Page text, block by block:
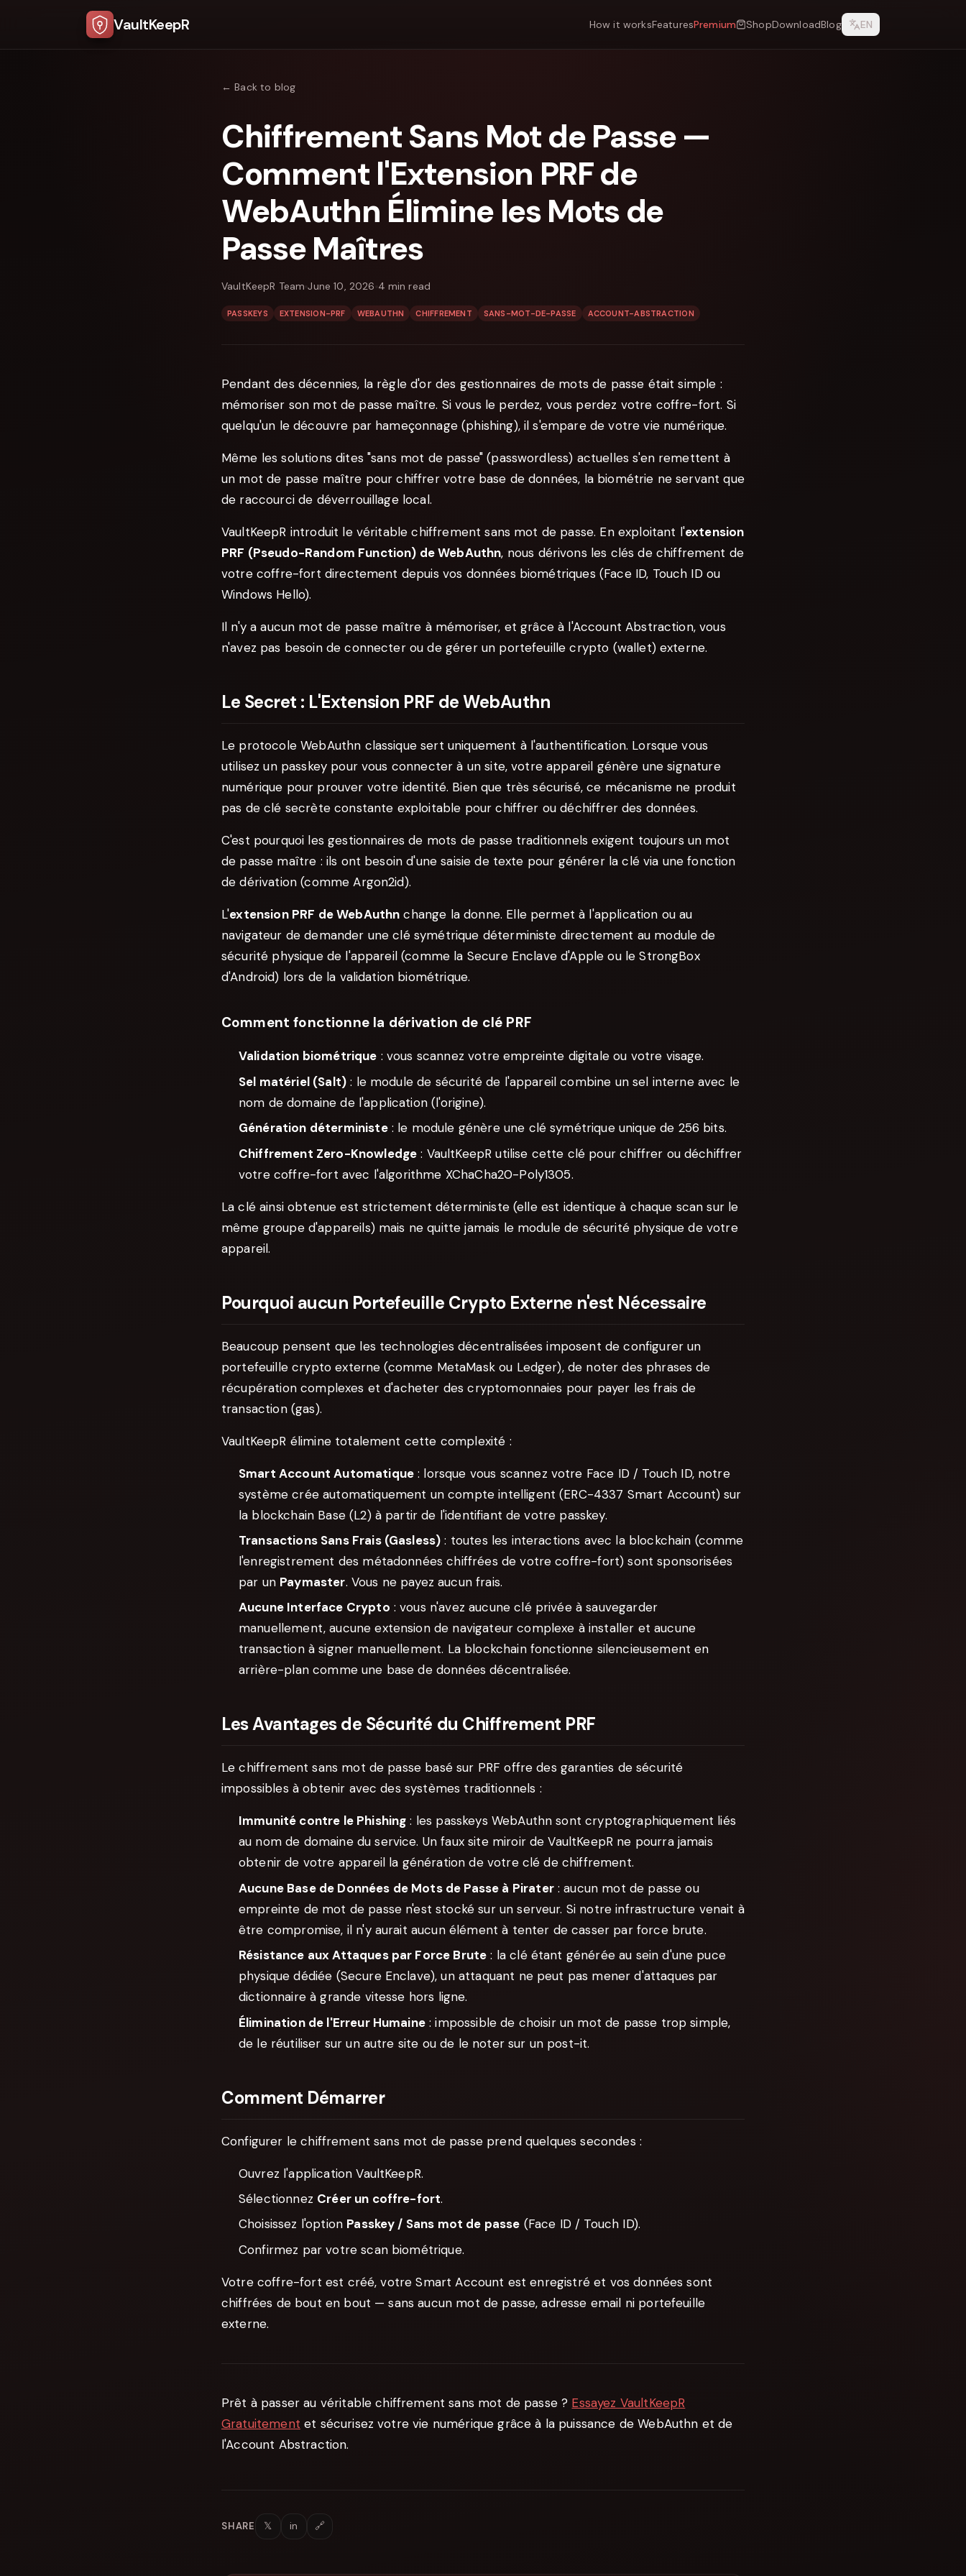
VaultKeepR How it worksFeaturesPremium ShopDownloadBlog EN
← Back to blog
Chiffrement Sans Mot de Passe —
Comment l'Extension PRF de
WebAuthn Élimine les Mots de
Passe Maîtres
VaultKeepR Team June 10, 2026 4 min read
PASSKEYS EXTENSION-PRF WEBAUTHN CHIFFREMENT SANS-MOT-DE-PASSE ACCOUNT-ABSTRACTION
Pendant des décennies, la règle d'or des gestionnaires de mots de passe était simple :
mémoriser son mot de passe maître. Si vous le perdez, vous perdez votre coffre-fort. Si
quelqu'un le découvre par hameçonnage (phishing), il s'empare de votre vie numérique.
Même les solutions dites "sans mot de passe" (passwordless) actuelles s'en remettent à
un mot de passe maître pour chiffrer votre base de données, la biométrie ne servant que
de raccourci de déverrouillage local.
VaultKeepR introduit le véritable chiffrement sans mot de passe. En exploitant l'extension
PRF (Pseudo-Random Function) de WebAuthn, nous dérivons les clés de chiffrement de
votre coffre-fort directement depuis vos données biométriques (Face ID, Touch ID ou
Windows Hello).
Il n'y a aucun mot de passe maître à mémoriser, et grâce à l'Account Abstraction, vous
n'avez pas besoin de connecter ou de gérer un portefeuille crypto (wallet) externe.
Le Secret : L'Extension PRF de WebAuthn
Le protocole WebAuthn classique sert uniquement à l'authentification. Lorsque vous
utilisez un passkey pour vous connecter à un site, votre appareil génère une signature
numérique pour prouver votre identité. Bien que très sécurisé, ce mécanisme ne produit
pas de clé secrète constante exploitable pour chiffrer ou déchiffrer des données.
C'est pourquoi les gestionnaires de mots de passe traditionnels exigent toujours un mot
de passe maître : ils ont besoin d'une saisie de texte pour générer la clé via une fonction
de dérivation (comme Argon2id).
L'extension PRF de WebAuthn change la donne. Elle permet à l'application ou au
navigateur de demander une clé symétrique déterministe directement au module de
sécurité physique de l'appareil (comme la Secure Enclave d'Apple ou le StrongBox
d'Android) lors de la validation biométrique.
Comment fonctionne la dérivation de clé PRF
Validation biométrique : vous scannez votre empreinte digitale ou votre visage.
Sel matériel (Salt) : le module de sécurité de l'appareil combine un sel interne avec le
nom de domaine de l'application (l'origine).
Génération déterministe: le module génère une clé symétrique unique de 256 bits.
Chiffrement Zero-Knowledge : VaultKeepR utilise cette clé pour chiffrer ou déchiffrer
votre coffre-fort avec l'algorithme XChaCha20-Poly1305.
La clé ainsi obtenue est strictement déterministe (elle est identique à chaque scan sur le
même groupe d'appareils) mais ne quitte jamais le module de sécurité physique de votre
appareil.
Pourquoi aucun Portefeuille Crypto Externe n'est Nécessaire
Beaucoup pensent que les technologies décentralisées imposent de configurer un
portefeuille crypto externe (comme MetaMask ou Ledger), de noter des phrases de
récupération complexes et d'acheter des cryptomonnaies pour payer les frais de
transaction (gas).
VaultKeepR élimine totalement cette complexité :
Smart Account Automatique : lorsque vous scannez votre Face ID / Touch ID, notre
système crée automatiquement un compte intelligent (ERC-4337 Smart Account) sur
la blockchain Base (L2) à partir de l'identifiant de votre passkey.
Transactions Sans Frais (Gasless) : toutes les interactions avec la blockchain (comme
l'enregistrement des métadonnées chiffrées de votre coffre-fort) sont sponsorisées
par un Paymaster. Vous ne payez aucun frais.
Aucune Interface Crypto : vous n'avez aucune clé privée à sauvegarder
manuellement, aucune extension de navigateur complexe à installer et aucune
transaction à signer manuellement. La blockchain fonctionne silencieusement en
arrière-plan comme une base de données décentralisée.
Les Avantages de Sécurité du Chiffrement PRF
Le chiffrement sans mot de passe basé sur PRF offre des garanties de sécurité
impossibles à obtenir avec des systèmes traditionnels :
Immunité contre le Phishing : les passkeys WebAuthn sont cryptographiquement liés
au nom de domaine du service. Un faux site miroir de VaultKeepR ne pourra jamais
obtenir de votre appareil la génération de votre clé de chiffrement.
Aucune Base de Données de Mots de Passe à Pirater: aucun mot de passe ou
empreinte de mot de passe n'est stocké sur un serveur. Si notre infrastructure venait à
être compromise, il n'y aurait aucun élément à tenter de casser par force brute.
Résistance aux Attaques par Force Brute : la clé étant générée au sein d'une puce
physique dédiée (Secure Enclave), un attaquant ne peut pas mener d'attaques par
dictionnaire à grande vitesse hors ligne.
Élimination de l'Erreur Humaine: impossible de choisir un mot de passe trop simple,
de le réutiliser sur un autre site ou de le noter sur un post-it.
Comment Démarrer
Configurer le chiffrement sans mot de passe prend quelques secondes :
Ouvrez l'application VaultKeepR.
Sélectionnez Créer un coffre-fort.
Choisissez l'option Passkey / Sans mot de passe (Face ID / Touch ID).
Confirmez par votre scan biométrique.
Votre coffre-fort est créé, votre Smart Account est enregistré et vos données sont
chiffrées de bout en bout — sans aucun mot de passe, adresse email ni portefeuille
externe.
Prêt à passer au véritable chiffrement sans mot de passe ? Essayez VaultKeepR
Gratuitement et sécurisez votre vie numérique grâce à la puissance de WebAuthn et de
l'Account Abstraction.
SHARE 𝕏 in 🔗